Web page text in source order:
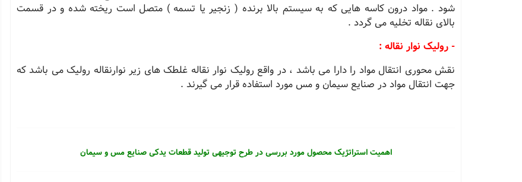
شود . مواد درون کاسه هایی که به سیستم بالا برنده ( زنجیر یا تسمه ) متصل است ریخته شده و در قسمت
بالای نقاله تخلیه می گردد .
- رولیک نوار نقاله :
نقش محوری انتقال مواد را دارا می باشد ، در واقع رولیک نوار نقاله غلطک های زیر نوارنقاله رولیک می باشد که
جهت انتقال مواد در صنایع سیمان و مس مورد استفاده قرار می گیرند .
اهمیت استراتژیک محصول مورد بررسی در طرح توجیهی تولید قطعات یدکی صنایع مس و سیمان